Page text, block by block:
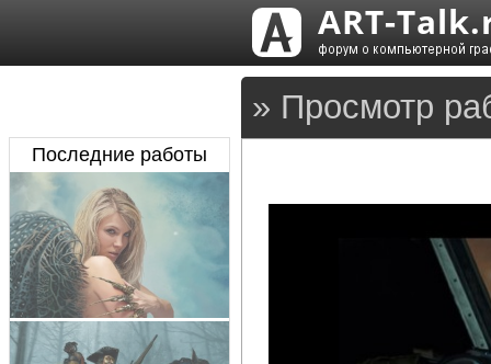
» Просмотр
Последние работы